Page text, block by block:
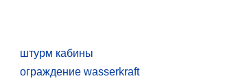
штурм кабины
ограждение wasserkraft